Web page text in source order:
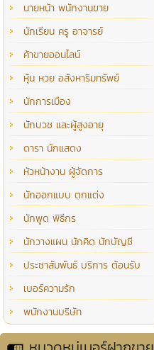
นายหน้า พนักงานขาย
นักเรียน ครู อาจารย์
ค้าขายออนไลน์
หุ้น หวย อสังหาริมทรัพย์
นักการเมือง
นักบวช และผู้สูงอายุ
ดารา นักแสดง
หัวหน้างาน ผู้จัดการ
นักออกแบบ ตกแต่ง
นักพูด พิธีกร
นักวางแผน นักคิด นักบัญชี
ประชาสัมพันธ์ บริการ ต้อนรับ
เบอร์ความรัก
พนักงานบริษัท